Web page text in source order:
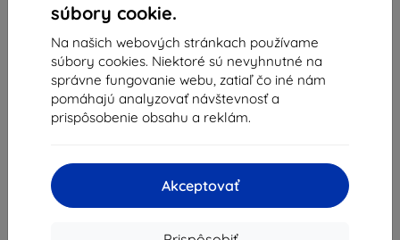
súbory cookie.
Na našich webových stránkach používame
súbory cookies. Niektoré sú nevyhnutné na
správne fungovanie webu, zatiaľ čo iné nám
pomáhajú analyzovať návštevnosť a
prispôsobenie obsahu a reklám.
Akceptovať
DuxDucis
Púzdro DUXDUCIS SKINPRO XIAOMI REDMI NOTE
8T BLACK (6934913068045)
Vhodné pre: Xiaomi Redmi Note 8T
12,20 €
10,98 €